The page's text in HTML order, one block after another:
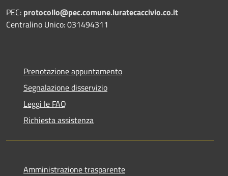
PEC: protocollo@pec.comune.luratecaccivio.co.it
Centralino Unico: 031494311
Prenotazione appuntamento
Segnalazione disservizio
Leggi le FAQ
Richiesta assistenza
Amministrazione trasparente